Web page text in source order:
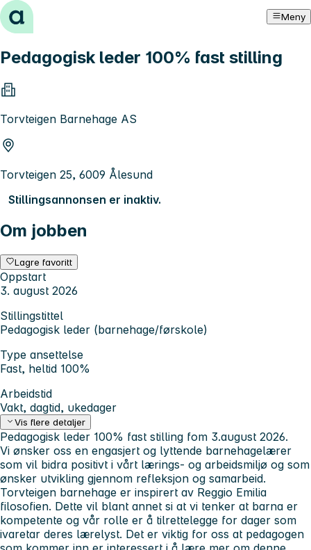
Hopp til innhold Meny
Pedagogisk leder 100% fast stilling
Torvteigen Barnehage AS
Torvteigen 25, 6009 Ålesund
Stillingsannonsen er inaktiv.
Om jobben
Lagre favoritt
Oppstart
3. august 2026
Stillingstittel
Pedagogisk leder (barnehage/førskole)
Type ansettelse
Fast, heltid 100%
Arbeidstid
Vakt, dagtid, ukedager
Vis flere detaljer
Pedagogisk leder 100% fast stilling fom 3.august 2026.
Vi ønsker oss en engasjert og lyttende barnehagelærer
som vil bidra positivt i vårt lærings- og arbeidsmiljø og som
ønsker utvikling gjennom refleksjon og samarbeid.
Torvteigen barnehage er inspirert av Reggio Emilia
filosofien. Dette vil blant annet si at vi tenker at barna er
kompetente og vår rolle er å tilrettelegge for dager som
ivaretar deres lærelyst. Det er viktig for oss at pedagogen